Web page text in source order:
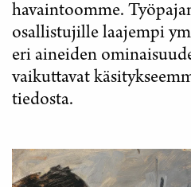
havaintoomme.
osallistujille laajempi
eri aineiden
vaikuttavat
tiedosta.